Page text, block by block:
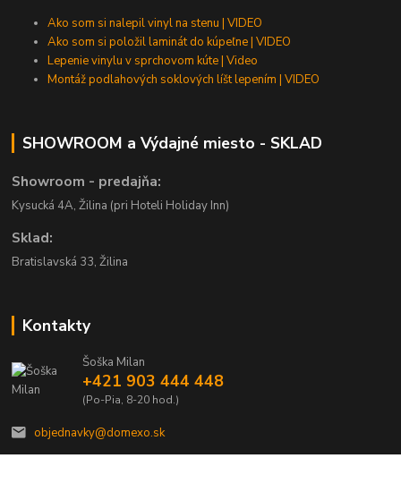
Ako som si nalepil vinyl na stenu | VIDEO
Ako som si položil laminát do kúpeľne | VIDEO
Lepenie vinylu v sprchovom kúte | Video
Montáž podlahových soklových líšt lepením | VIDEO
SHOWROOM a Výdajné miesto - SKLAD
Showroom - predajňa:
Kysucká 4A, Žilina (pri Hoteli Holiday Inn)
Sklad:
Bratislavská 33, Žilina
Kontakty
Šoška Milan
+421 903 444 448
(Po-Pia, 8-20 hod.)
objednavky@domexo.sk